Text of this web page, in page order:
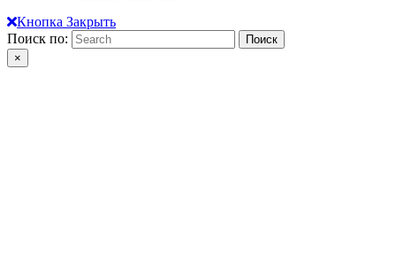
Кнопка Закрыть
Поиск по:
×